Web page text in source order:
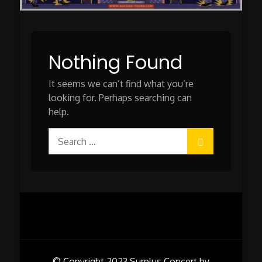
Nothing Found
It seems we can’t find what you’re
looking for. Perhaps searching can
help.
for: